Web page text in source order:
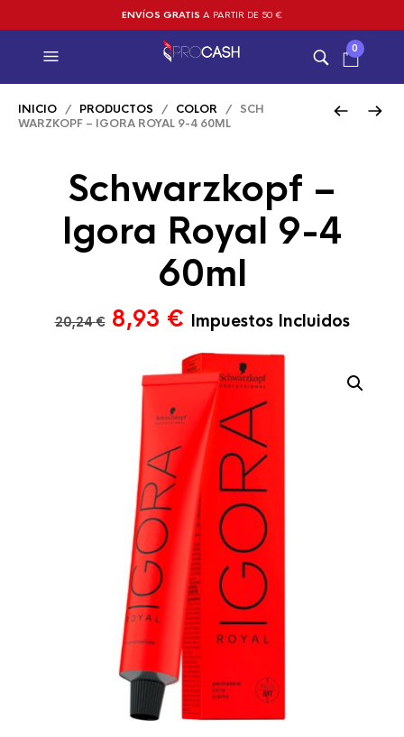
ENVÍOS GRATIS A PARTIR DE 50 €
0
INICIO / PRODUCTOS / COLOR / SCH
WARZKOPF – IGORA ROYAL 9-4 60ML
Schwarzkopf –
Igora Royal 9-4
60ml
20,24€ El
original
era:
20,24 €.
8,93 €El
precio
actual
es:
8,93 €.
Impuestos Incluidos